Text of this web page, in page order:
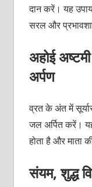
दान करें। यह
सरल और
अहोई
अर्पण
व्रत के अंत में
जल अर्पित करें।
होता है और माता
संयम, शुद्ध